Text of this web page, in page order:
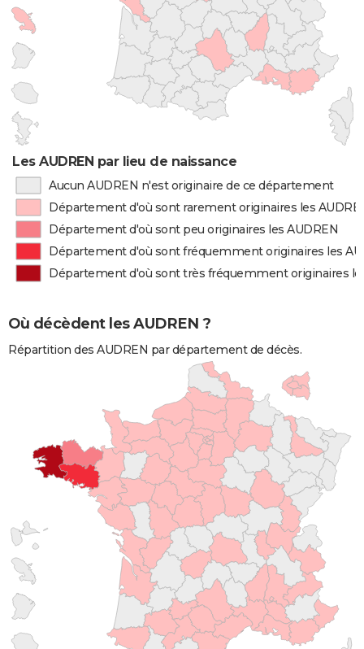
Les AUDREN par lieu de naissance
Aucun AUDREN n'est originaire de ce département
Département d'où sont rarement originaires les
Département d'où sont peu originaires les AUDREN
Département d'où sont fréquemment originaires les
Département d'où sont très fréquemment originaires
Où décèdent les AUDREN ?
Répartition des AUDREN par département de décès.